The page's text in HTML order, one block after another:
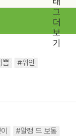
쁨
#위인
#알랭 드 보통